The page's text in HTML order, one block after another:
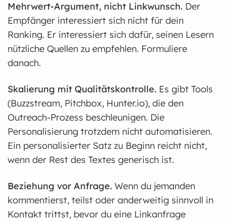
Mehrwert-Argument, nicht Linkwunsch. Der
Empfänger interessiert sich nicht für dein
Ranking. Er interessiert sich dafür, seinen Lesern
nützliche Quellen zu empfehlen. Formuliere
danach.
Skalierung mit Qualitätskontrolle. Es gibt Tools
(Buzzstream, Pitchbox, Hunter.io), die den
Outreach-Prozess beschleunigen. Die
Personalisierung trotzdem nicht automatisieren.
Ein personalisierter Satz zu Beginn reicht nicht,
wenn der Rest des Textes generisch ist.
Beziehung vor Anfrage. Wenn du jemanden
kommentierst, teilst oder anderweitig sinnvoll in
Kontakt trittst, bevor du eine Linkanfrage